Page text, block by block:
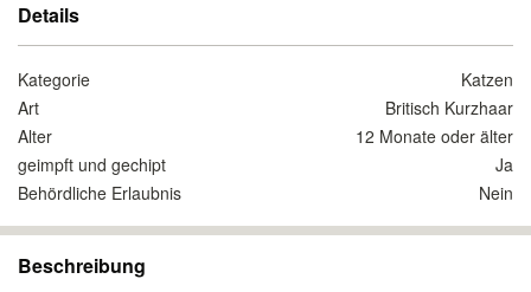
Details
Kategorie
Katzen
Art
Britisch Kurzhaar
Alter
12 Monate oder älter
geimpft und gechipt
Ja
Behördliche Erlaubnis
Nein
Beschreibung